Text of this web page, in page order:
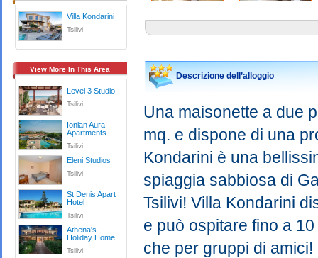
Villa Kondarini
Tsilivi
View More In This Area
Level 3 Studio
Tsilivi
Ionian Aura
Apartments
Tsilivi
Eleni Studios
Tsilivi
St Denis Apart
Hotel
Tsilivi
Athena's
Holiday Home
Tsilivi
Descrizione dell’alloggio
Una maisonette a due
mq. e dispone di una
Kondarini è una
spiaggia sabbiosa di
Tsilivi! Villa Kondarini
e può ospitare fino a
che per gruppi di